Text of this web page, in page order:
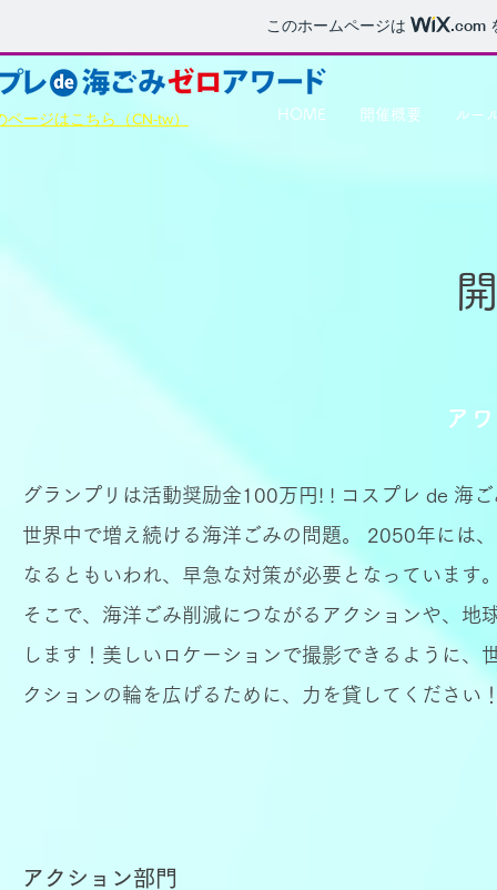
このホームページは .com
ページはこちら（CN-tw） HOME 開催概要 ルー
ア
グランプリは活動奨励金100万円! ! コスプレ de 海
世界中で増え続ける海洋ごみの問題。 2050年には
なるともいわれ、早急な対策が必要となっています
そこで、海洋ごみ削減につながるアクションや、
します！美しいロケーションで撮影できるように
クションの輪を広げるために、力を貸してください
アクション部門